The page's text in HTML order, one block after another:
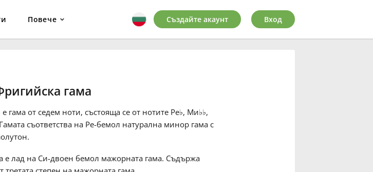
Повече Създайте акаунт Вход
гама
е гама от седем ноти, състояща се от нотите Ре♭, Ми♭♭,
съответства на Ре-бемол натурална минор гама с
е лад на Си-двоен бемол мажорната гама. Съдържа